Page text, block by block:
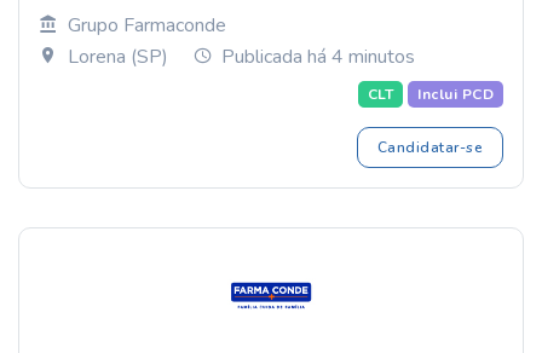
Grupo Farmaconde
Lorena (SP)
Publicada há 4 minutos
CLT Inclui PCD
Candidatar-se